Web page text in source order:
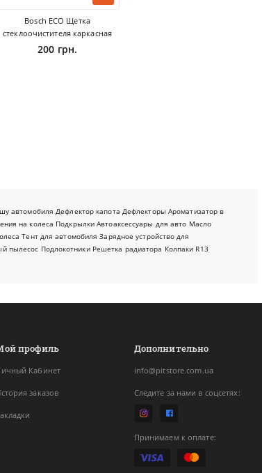
Bosch ECO Щетка
стеклоочистителя каркасная
200 грн.
автомобиля Дефлектор капота Дефлекторы Ароматизатор в
на колеса Подкрылки Автоаксессуары для авто Масло
Тент для автомобиля Зарядное устройство для
пылесос Подлокотники Решетка радиатора Колпаки R13
профиль
Кабинет
заказов
Дополнительно
info@pitstore.com.ua
Следите за нами в соцсетях:
Принимаем к оплате: